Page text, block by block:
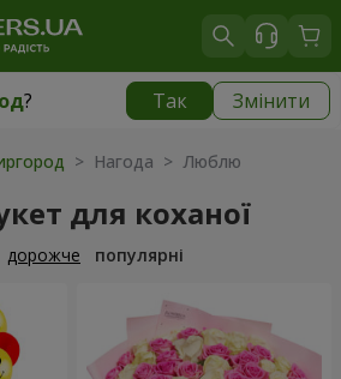
? Так Змінити
|
> Нагода > Люблю
для коханої
дорожче популярні